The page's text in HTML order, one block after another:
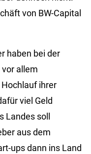
von BW-Capital
haben bei der
allem
ihrer
viel Geld
Landes soll
aus dem
ups dann ins Land